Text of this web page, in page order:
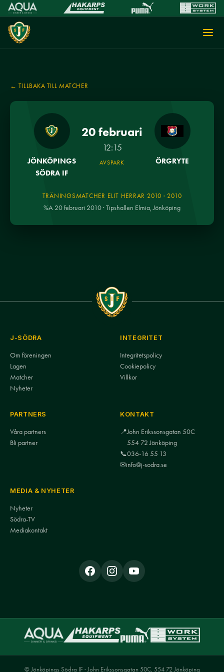
← TILLBAKA TILL MATCHER
JÖNKÖPINGS
SÖDRA IF
20 februari
12:15
AVSPARK ÖRGRYTE
TRÄNINGSMATCHER ELIT HERRAR 2010 · 2010
%A 20 februari 2010 · Tipshallen Elmia, Jönköping
J-SÖDRA
Om föreningen
Lagen
Matcher
Nyheter
INTEGRITET
Integritetspolicy
Cookiepolicy
Villkor
PARTNERS
Våra partners
Bli partner
KONTAKT
📍John Erikssonsgatan 50C
554 72 Jönköping
📞036-16 55 13
✉info@j-sodra.se
MEDIA & NYHETER
Nyheter
Södra-TV
Mediakontakt
© Jönköpings Södra IF · John Erikssonsgatan 50C, 554 72 Jönköping